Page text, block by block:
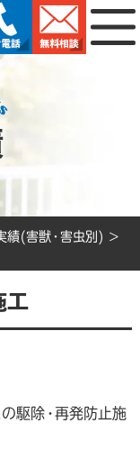
績(害獣・害虫別) >
工
駆除・再発防止施